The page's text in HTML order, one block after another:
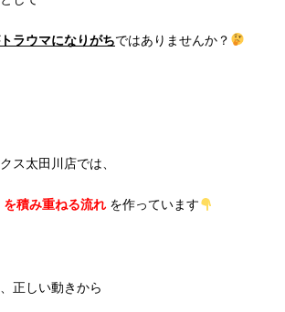
ラウマになりがちではありませんか？
ス太田川店では、
を積み重ねる流れ を作っています
正しい動きから